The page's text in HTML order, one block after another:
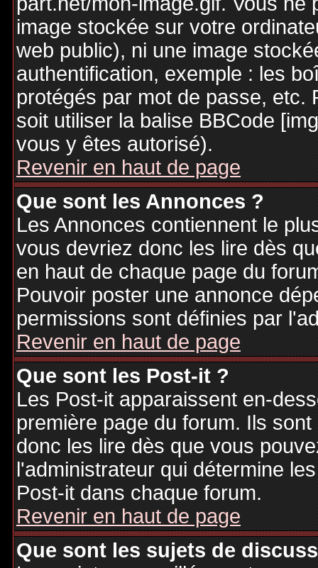
image stockée sur votre
web public), ni une image
authentification, exemple : les
protégés par mot de passe, etc.
soit utiliser la balise BBCode
vous y êtes autorisé).
Revenir en haut de page
Que sont les Annonces ?
Les Annonces contiennent le
vous devriez donc les lire dès
en haut de chaque page du
Pouvoir poster une annonce
permissions sont définies par
Revenir en haut de page
Que sont les Post-it ?
Les Post-it apparaissent en-
première page du forum. Ils
donc les lire dès que vous
l'administrateur qui détermine
Post-it dans chaque forum.
Revenir en haut de page
Que sont les sujets de